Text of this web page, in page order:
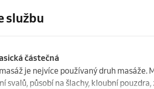
službu
částečná
je nejvíce používaný druh masáže.
svalů, působí na šlachy, kloubní